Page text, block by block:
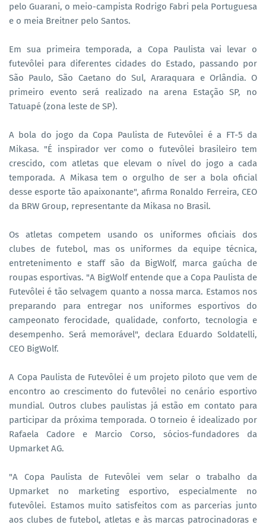
pelo Guarani, o meio-campista Rodrigo Fabri pela Portuguesa
e o meia Breitner pelo Santos.
Em sua primeira temporada, a Copa Paulista vai levar o
futevôlei para diferentes cidades do Estado, passando por
São Paulo, São Caetano do Sul, Araraquara e Orlândia. O
primeiro evento será realizado na arena Estação SP, no
Tatuapé (zona leste de SP).
A bola do jogo da Copa Paulista de Futevôlei é a FT-5 da
Mikasa. "É inspirador ver como o futevôlei brasileiro tem
crescido, com atletas que elevam o nível do jogo a cada
temporada. A Mikasa tem o orgulho de ser a bola oficial
desse esporte tão apaixonante", afirma Ronaldo Ferreira, CEO
da BRW Group, representante da Mikasa no Brasil.
Os atletas competem usando os uniformes oficiais dos
clubes de futebol, mas os uniformes da equipe técnica,
entretenimento e staff são da BigWolf, marca gaúcha de
roupas esportivas. "A BigWolf entende que a Copa Paulista de
Futevôlei é tão selvagem quanto a nossa marca. Estamos nos
preparando para entregar nos uniformes esportivos do
campeonato ferocidade, qualidade, conforto, tecnologia e
desempenho. Será memorável", declara Eduardo Soldatelli,
CEO BigWolf.
A Copa Paulista de Futevôlei é um projeto piloto que vem de
encontro ao crescimento do futevôlei no cenário esportivo
mundial. Outros clubes paulistas já estão em contato para
participar da próxima temporada. O torneio é idealizado por
Rafaela Cadore e Marcio Corso, sócios-fundadores da
Upmarket AG.
"A Copa Paulista de Futevôlei vem selar o trabalho da
Upmarket no marketing esportivo, especialmente no
futevôlei. Estamos muito satisfeitos com as parcerias junto
aos clubes de futebol, atletas e às marcas patrocinadoras e